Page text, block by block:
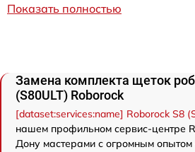
Показать полностью
Замена комплекта щеток
(S80ULT) Roborock
[dataset:services:name] Roborock S8
нашем профильном сервис-центре
Дону мастерами с огромным опытом